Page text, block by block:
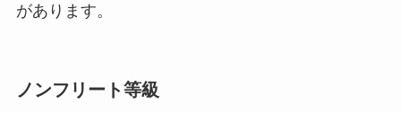
があります。
ノンフリート等級